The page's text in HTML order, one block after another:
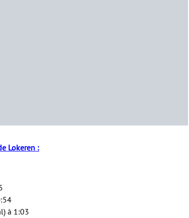
Lokeren :
à 1:03